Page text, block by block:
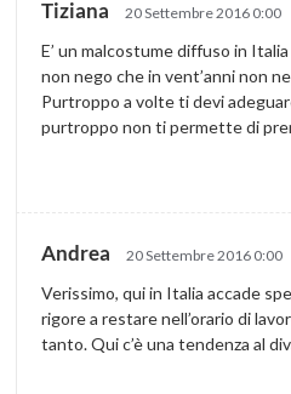
Tiziana 20 Settembre 2016 0:00
E’ un malcostume diffuso in
non nego che in vent’anni non
Purtroppo a volte ti devi
purtroppo non ti permette di
Andrea 20 Settembre 2016 0:00
Verissimo, qui in Italia accade
rigore a restare nell’orario di
tanto. Qui c’è una tendenza al